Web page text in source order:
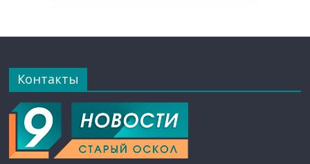
Контакты